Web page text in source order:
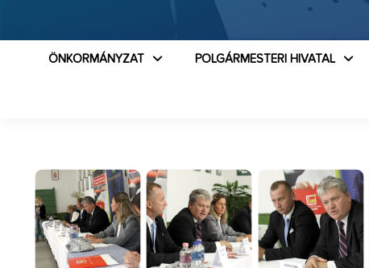
ÖNKORMÁNYZAT POLGÁRMESTERI HIVATAL